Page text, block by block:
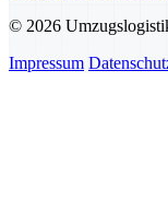
© 2026
Impressum